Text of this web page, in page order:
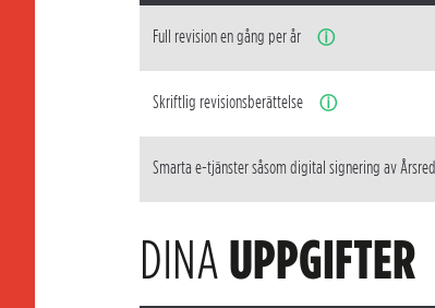
Full revision en gång per år ⓘ
Skriftlig revisionsberättelse ⓘ
Smarta e-tjänster såsom digital signering av
DINAUPPGIFTER